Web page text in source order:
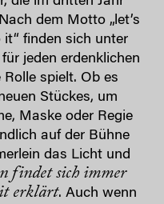
dem Motto „let’s
finden sich unter
jeden erdenklichen
Rolle spielt. Ob es
Stückes, um
Maske oder Regie
auf der Bühne
das Licht und
findet sich immer
erklärt. Auch wenn